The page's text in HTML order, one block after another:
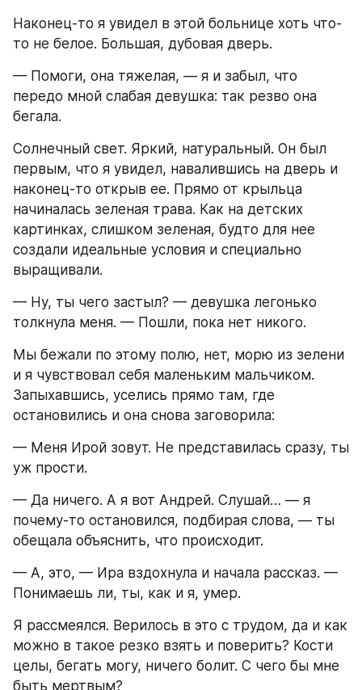
Наконец-то я увидел в этой больнице хоть что-
то не белое. Большая, дубовая дверь.
— Помоги, она тяжелая, — я и забыл, что
передо мной слабая девушка: так резво она
бегала.
Солнечный свет. Яркий, натуральный. Он был
первым, что я увидел, навалившись на дверь и
наконец-то открыв ее. Прямо от крыльца
начиналась зеленая трава. Как на детских
картинках, слишком зеленая, будто для нее
создали идеальные условия и специально
выращивали.
— Ну, ты чего застыл? — девушка легонько
толкнула меня. — Пошли, пока нет никого.
Мы бежали по этому полю, нет, морю из зелени
и я чувствовал себя маленьким мальчиком.
Запыхавшись, уселись прямо там, где
остановились и она снова заговорила:
— Меня Ирой зовут. Не представилась сразу, ты
уж прости.
— Да ничего. А я вот Андрей. Слушай… — я
почему-то остановился, подбирая слова, — ты
обещала объяснить, что происходит.
— А, это, — Ира вздохнула и начала рассказ. —
Понимаешь ли, ты, как и я, умер.
Я рассмеялся. Верилось в это с трудом, да и как
можно в такое резко взять и поверить? Кости
целы, бегать могу, ничего болит. С чего бы мне
быть мертвым?